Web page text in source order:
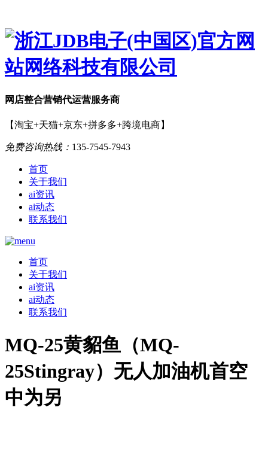
网店整合营销代运营服务商
【淘宝+天猫+京东+拼多多+跨境电商】
免费咨询热线： 135-7545-7943
首页
关于我们
ai资讯
ai动态
联系我们
首页
关于我们
ai资讯
ai动态
联系我们
MQ-25黄貂鱼（MQ-
25Stingray）无人加油机首空
中为另